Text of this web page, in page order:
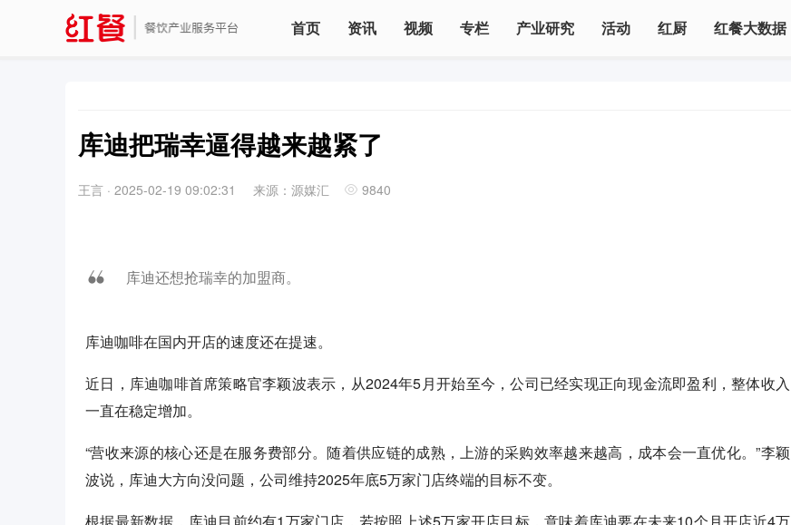
首页 资讯 视频 专栏 产业研究 活动 红厨 红餐大数据
库迪把瑞幸逼得越来越紧了
王言 · 2025-02-19 09:02:31 来源：源媒汇 9840
库迪还想抢瑞幸的加盟商。
库迪咖啡在国内开店的速度还在提速。
近日，库迪咖啡首席策略官李颖波表示，从2024年5月开始至今，公司已经实现正向现金流即盈利，整体收入
一直在稳定增加。
“营收来源的核心还是在服务费部分。随着供应链的成熟，上游的采购效率越来越高，成本会一直优化。”李颖
波说，库迪大方向没问题，公司维持2025年底5万家门店终端的目标不变。